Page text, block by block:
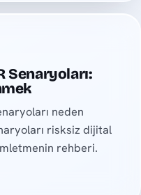
Senaryoları:
neden
risksiz dijital
rehberi.